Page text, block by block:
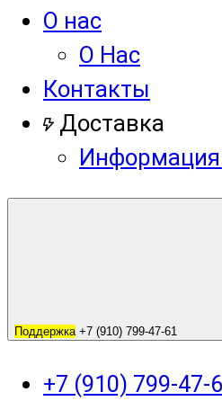
О нас
О Нас
Контакты
Доставка
Информация
Поддержка +7 (910) 799-47-61
+7 (910) 799-47-